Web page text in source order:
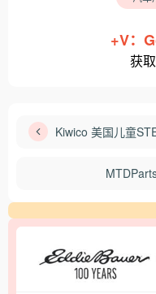
+V：
获
Kiwico 美国儿童